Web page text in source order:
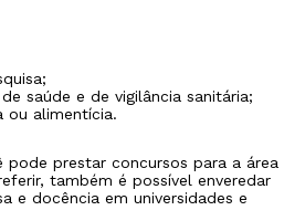
saúde e de vigilância sanitária;
ou alimentícia.
pode prestar concursos para a área
também é possível enveredar
e docência em universidades e